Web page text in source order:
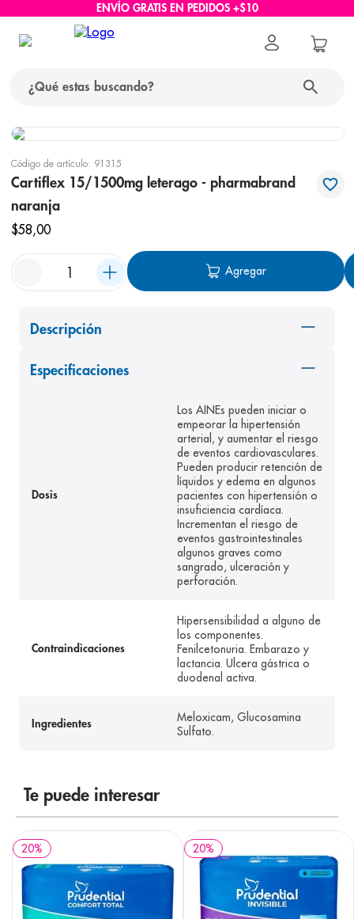
ENVÍO GRATIS EN PEDIDOS +$10
Código de artículo: 91315
Cartiflex 15/1500mg leterago - pharmabrand
naranja
$58,00
Agregar
Descripción
Especificaciones
Dosis
Los AINEs pueden iniciar o
empeorar la hipertensión
arterial, y aumentar el riesgo
de eventos cardiovasculares.
Pueden producir retención de
líquidos y edema en algunos
pacientes con hipertensión o
insuficiencia cardíaca.
Incrementan el riesgo de
eventos gastrointestinales
algunos graves como
sangrado, ulceración y
perforación.
Contraindicaciones
Hipersensibilidad a alguno de
los componentes.
Fenilcetonuria. Embarazo y
lactancia. Ulcera gástrica o
duodenal activa.
Ingredientes
Meloxicam, Glucosamina
Sulfato.
Te puede interesar
20% 20%
términos más buscados
1. protector solar
2. pañales
3.
5. nivea
8. panolini